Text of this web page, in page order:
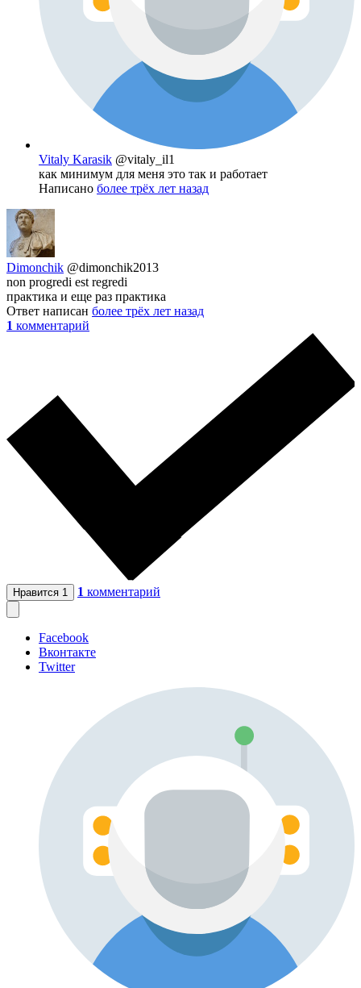
Vitaly Karasik @vitaly_il1
как минимум для меня это так и работает
Написано более трёх лет назад
Dimonchik @dimonchik2013
non progredi est regredi
практика и еще раз практика
Ответ написан более трёх лет назад
1 комментарий
Нравится 1 1 комментарий
Facebook
Вконтакте
Twitter